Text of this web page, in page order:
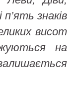
знаків
висот
на